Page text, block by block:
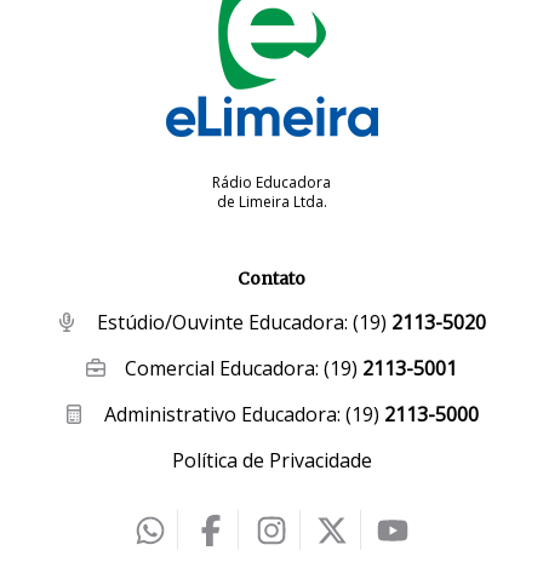
Rádio Educadora
de Limeira Ltda.
Contato
Estúdio/Ouvinte Educadora: (19) 2113-5020
Comercial Educadora:(19) 2113-5001
Administrativo Educadora: (19) 2113-5000
Política de Privacidade